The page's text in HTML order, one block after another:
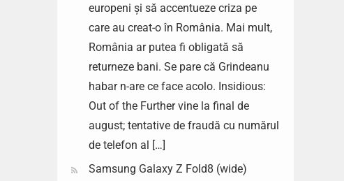
europeni și să accentueze criza pe
care au creat-o în România. Mai mult,
România ar putea fi obligată să
returneze bani. Se pare că Grindeanu
habar n-are ce face acolo. Insidious:
Out of the Further vine la final de
august; tentative de fraudă cu numărul
de telefon al […]
Samsung Galaxy Z Fold8 (wide)